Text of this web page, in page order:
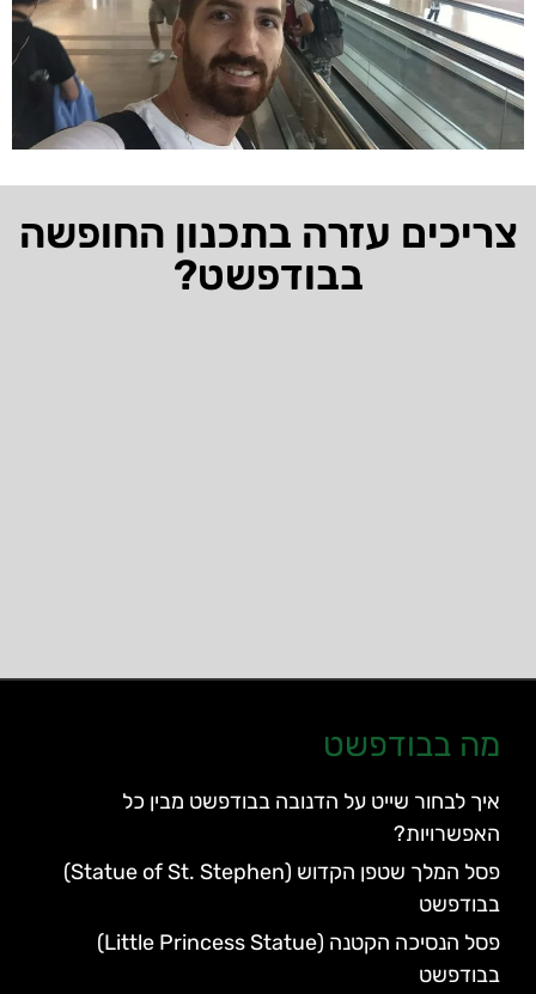
צריכים עזרה בתכנון החופשה
בבודפשט?
מה בבודפשט
איך לבחור שייט על הדנובה בבודפשט מבין כל
האפשרויות?
פסל המלך שטפן הקדוש (Statue of St. Stephen)
בבודפשט
פסל הנסיכה הקטנה (Little Princess Statue)
בבודפשט